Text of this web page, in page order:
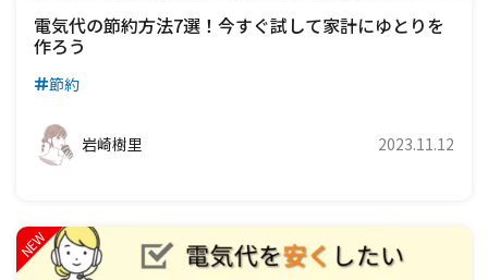
電気代の節約方法7選！今すぐ試して家計にゆとりを
作ろう
節約
岩崎樹里 2023.11.12